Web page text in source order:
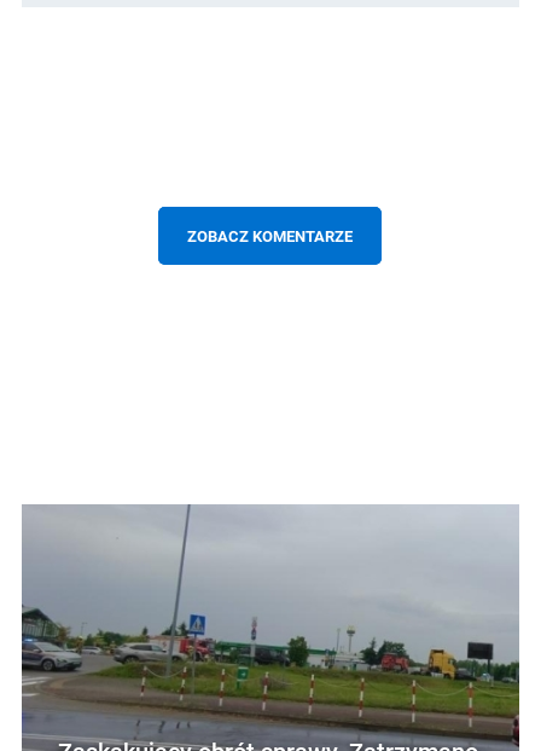
ZOBACZ KOMENTARZE